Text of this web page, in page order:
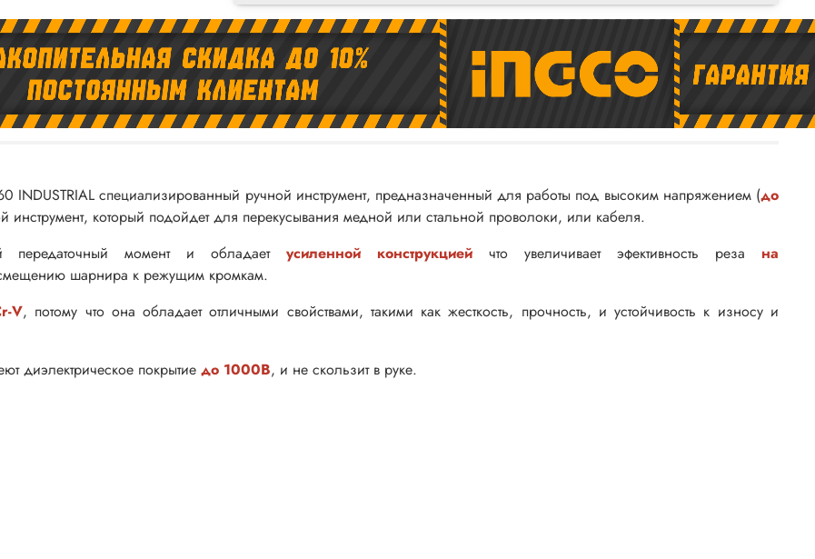
INDUSTRIAL специализированный ручной инструмент, предназначенный для работы под высоким напряжением (до
инструмент, который подойдет для перекусывания медной или стальной проволоки, или кабеля.
передаточный момент и обладает
усиленной конструкцией что увеличивает эфективность реза на
шарнира к режущим кромкам.
V, потому что она обладает отличными свойствами, такими как жесткость, прочность, и устойчивость к износу и
диэлектрическое покрытие до 1000В, и не скользит в руке.